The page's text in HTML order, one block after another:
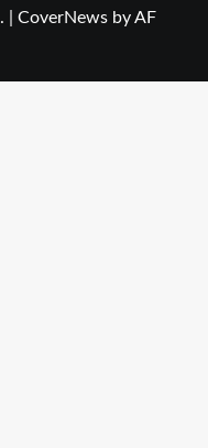
CoverNewsby AF